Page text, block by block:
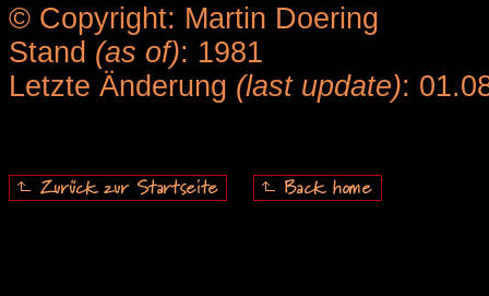
© Copyright: Martin Doering
Stand (as of): 1981
Letzte Änderung (last update):